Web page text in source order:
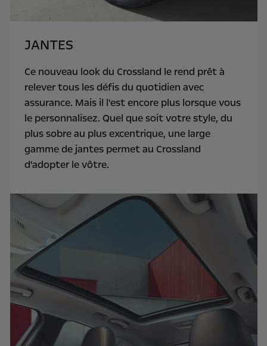
JANTES
Ce nouveau look du Crossland le rend prêt à
relever tous les défis du quotidien avec
assurance. Mais il l'est encore plus lorsque vous
le personnalisez. Quel que soit votre style, du
plus sobre au plus excentrique, une large
gamme de jantes permet au Crossland
d'adopter le vôtre.